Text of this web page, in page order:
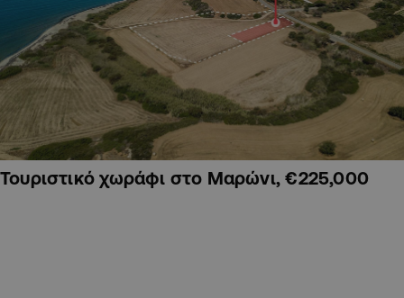
Τουριστικό χωράφι στο Μαρώνι, €225,000